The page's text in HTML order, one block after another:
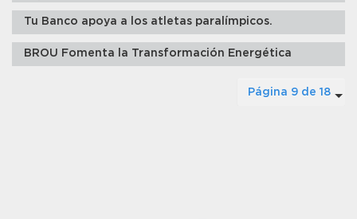
Tu Banco apoya a los atletas paralímpicos.
BROU Fomenta la Transformación Energética
Página 9 de 18